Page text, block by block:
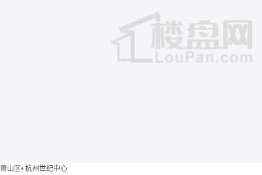
萧山区• 杭州世纪中心